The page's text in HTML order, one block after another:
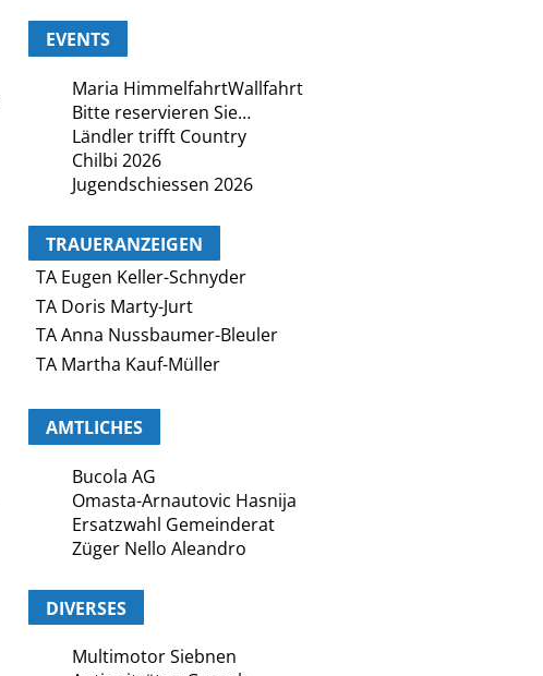
EVENTS
Maria HimmelfahrtWallfahrt
Bitte reservieren Sie…
Ländler trifft Country
Chilbi 2026
Jugendschiessen 2026
TRAUERANZEIGEN
TA Eugen Keller-Schnyder
TA Doris Marty-Jurt
TA Anna Nussbaumer-Bleuler
TA Martha Kauf-Müller
AMTLICHES
Bucola AG
Omasta-Arnautovic Hasnija
Ersatzwahl Gemeinderat
Züger Nello Aleandro
DIVERSES
Multimotor Siebnen